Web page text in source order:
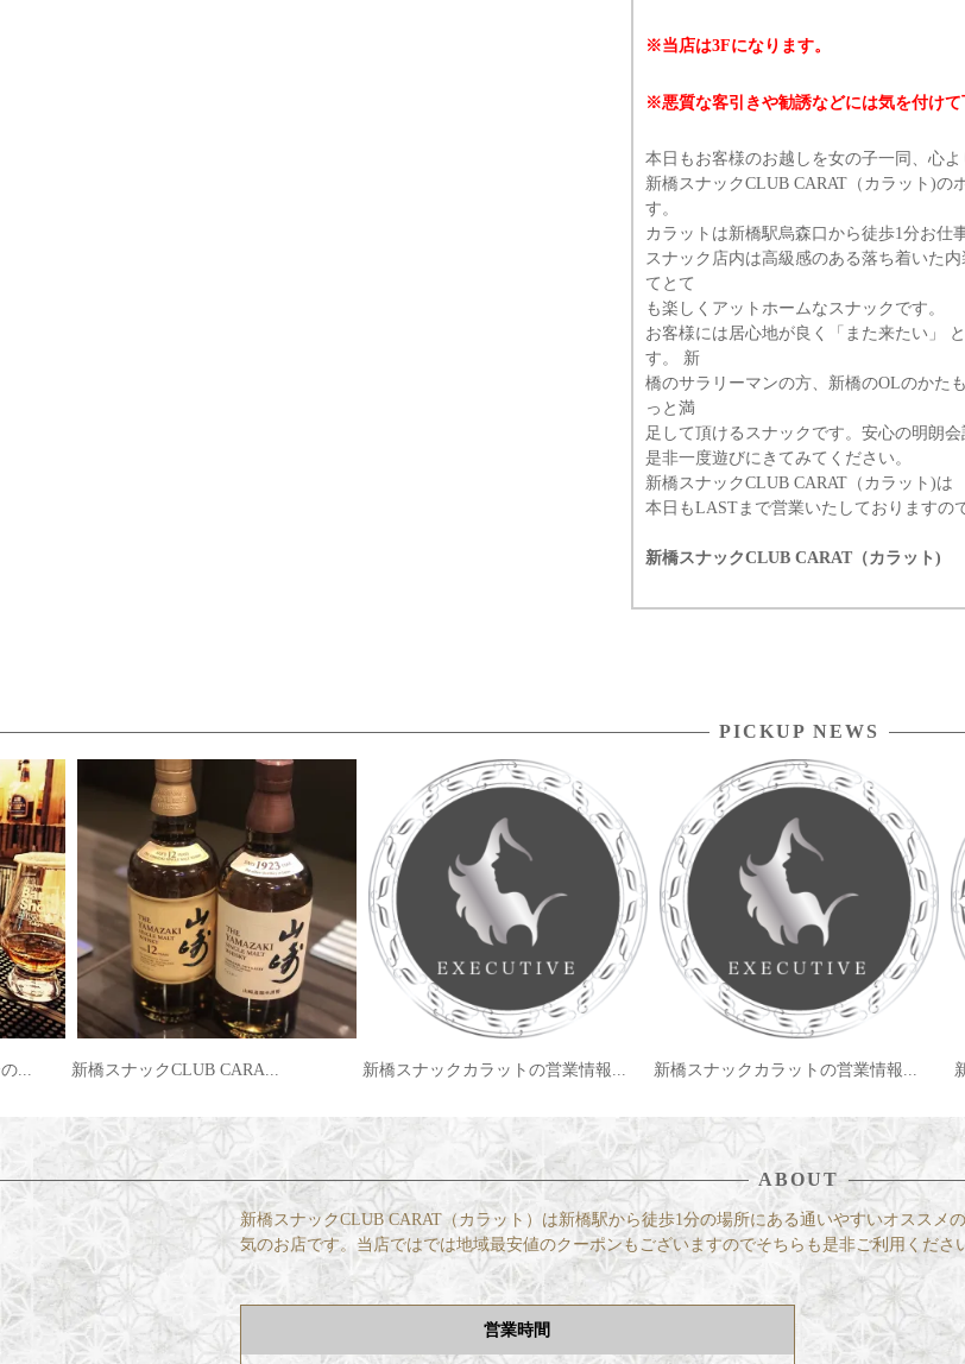
※当店は3Fになります。
※悪質な客引きや勧誘などには気を付けて
本日もお客様のお越しを女の子一同、心よ
新橋スナックCLUB CARAT（カラット)の
す。
カラットは新橋駅烏森口から徒歩1分お仕
スナック店内は高級感のある落ち着いた
てとて
も楽しくアットホームなスナックです。
お客様には居心地が良く「また来たい」
す。 新
橋のサラリーマンの方、新橋のOLのかた
っと満
足して頂けるスナックです。安心の明朗
是非一度遊びにきてみてください。
新橋スナックCLUB CARAT（カラット)は
本日もLASTまで営業いたしておりますの
新橋スナックCLUB CARAT（カラット)
PICKUP NEWS
新橋スナックカラットの営業情報... 新橋スナックカラットの営業情報... 新橋スナックCL...
ABOUT
新橋スナックCLUB CARAT（カラット）は新橋駅から徒歩1分の場所にある通いやすいオススメ
気のお店です。当店ではでは地域最安値のクーポンもございますのでそちらも是非ご利用くださ
営業時間